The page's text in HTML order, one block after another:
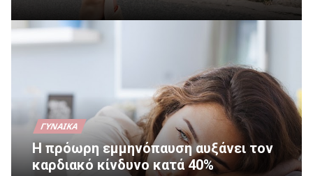
ΓΥΝΑΊΚΑ
Η πρόωρη εμμηνόπαυση αυξάνει τον
καρδιακό κίνδυνο κατά 40%